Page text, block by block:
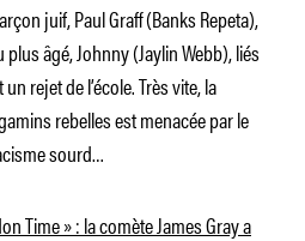
juif, Paul Graff (Banks Repeta),
âgé, Johnny (Jaylin Webb), liés
rejet de l’école. Très vite, la
rebelles est menacée par le
sourd…
Time » : la comète James Gray a